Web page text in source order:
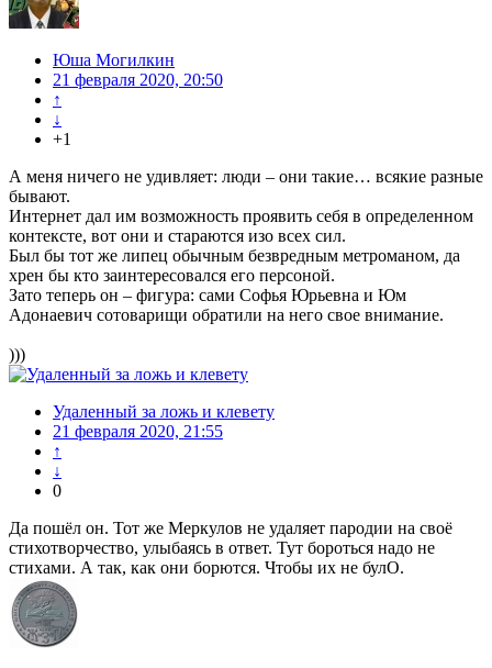
Юша Могилкин
21 февраля 2020, 20:50
↑
↓
+1
А меня ничего не удивляет: люди – они такие… всякие разные
бывают.
Интернет дал им возможность проявить себя в определенном
контексте, вот они и стараются изо всех сил.
Был бы тот же липец обычным безвредным метроманом, да
хрен бы кто заинтересовался его персоной.
Зато теперь он – фигура: сами Софья Юрьевна и Юм
Адонаевич сотоварищи обратили на него свое внимание.
)))
Удаленный за ложь и клевету
21 февраля 2020, 21:55
↑
↓
0
Да пошёл он. Тот же Меркулов не удаляет пародии на своё
стихотворчество, улыбаясь в ответ. Тут бороться надо не
стихами. А так, как они борются. Чтобы их не булО.